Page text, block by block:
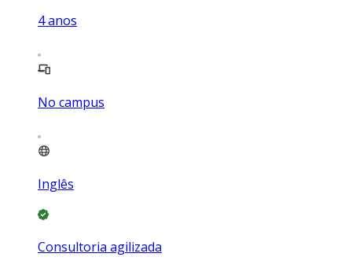
4anos
No campus
Inglês
Consultoria agilizada